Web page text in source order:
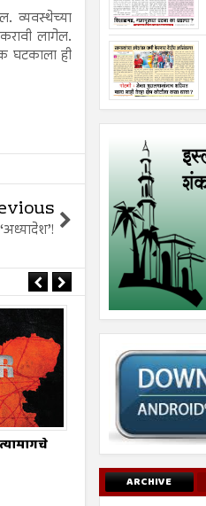
व्यवस्थेच्या
लागेल.
घटकाला ही
निवडणुकीत भावनिक
Shodhan 12/8/2018
ARCHIVE